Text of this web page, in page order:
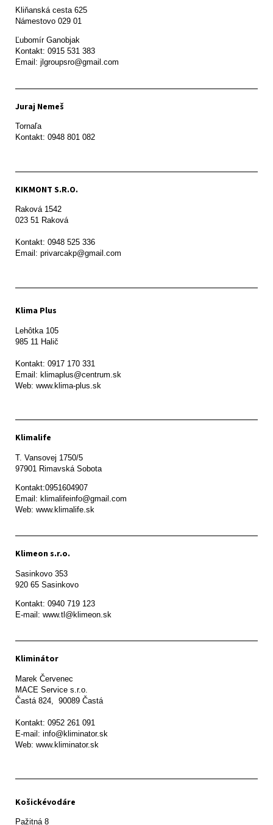
Kliňanská cesta 625
Námestovo 029 01
Ľubomír Ganobjak
Kontakt: 0915 531 383
Email: jlgroupsro@gmail.com
Juraj Nemeš
Tornaľa
Kontakt: 0948 801 082
KIKMONT S.R.O.
Raková 1542
023 51 Raková
Kontakt: 0948 525 336
Email: privarcakp@gmail.com
Klima Plus
Lehôtka 105
985 11 Halič
Kontakt: 0917 170 331
Email: klimaplus@centrum.sk
Klimalife
T. Vansovej 1750/5
97901 Rimavská Sobota
Kontakt:0951604907
Email: klimalifeinfo@gmail.com
Web: www.klimalife.sk
Klimeon s.r.o.
Sasinkovo 353
920 65 Sasinkovo
Kontakt: 0940 719 123
E-mail: www.tl@klimeon.sk
Kliminátor
Marek Červenec
MACE Service s.r.o.
Častá 824,  90089 Častá
Kontakt: 0952 261 091
E-mail: info@kliminator.sk
Web: www.kliminator.sk
Košickévodáre
Pažitná 8